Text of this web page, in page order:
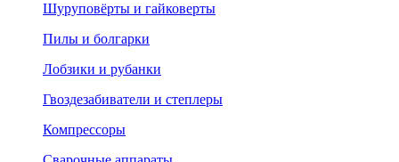
Шуруповёрты и гайковерты
Пилы и болгарки
Лобзики и рубанки
Гвоздезабиватели и степлеры
Компрессоры